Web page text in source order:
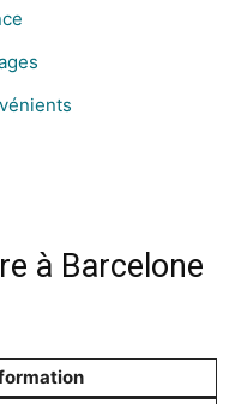
à Barcelone